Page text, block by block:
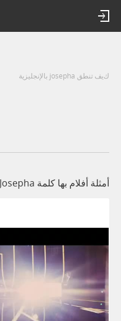
كيف تنطق josepha بالإنجليزية
أمثلة أفلام بها كلمة Josepha